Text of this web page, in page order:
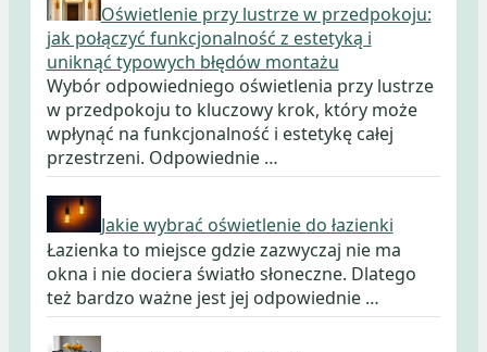
Oświetlenie przy lustrze w przedpokoju:
jak połączyć funkcjonalność z estetyką i
uniknąć typowych błędów montażu
Wybór odpowiedniego oświetlenia przy lustrze
w przedpokoju to kluczowy krok, który może
wpłynąć na funkcjonalność i estetykę całej
przestrzeni. Odpowiednie …
Jakie wybrać oświetlenie do łazienki
Łazienka to miejsce gdzie zazwyczaj nie ma
okna i nie dociera światło słoneczne. Dlatego
też bardzo ważne jest jej odpowiednie …